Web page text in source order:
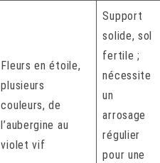
Fleurs en étoile,
plusieurs
couleurs, de
l’aubergine au
violet vif
Support
solide, sol
fertile ;
nécessite
un
arrosage
régulier
pour une